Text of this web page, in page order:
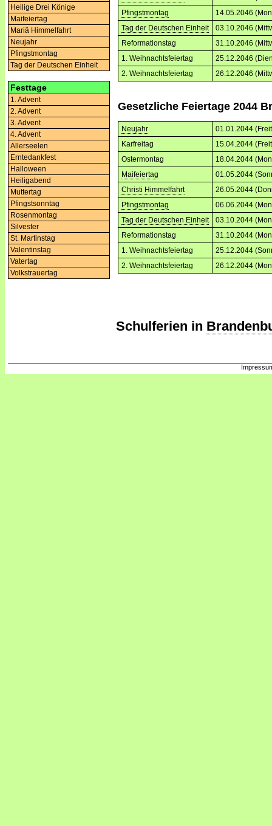
Heilige Drei Könige
Maifeiertag
Mariä Himmelfahrt
Neujahr
Pfingstmontag
Tag der Deutschen Einheit
Festtage
1. Advent
2. Advent
3. Advent
4. Advent
Allerseelen
Erntedankfest
Halloween
Heiligabend
Muttertag
Pfingstsonntag
Rosenmontag
Silvester
St. Martinstag
Valentinstag
Vatertag
Volkstrauertag
Pfingstmontag
14.05.2046
Tag der Deutschen Einheit
03.10.2046
Reformationstag
31.10.2046
1. Weihnachtsfeiertag
25.12.2046
2. Weihnachtsfeiertag
26.12.2046
Gesetzliche Feiertage 2044
Neujahr
01.01.2044
Karfreitag
15.04.2044
Ostermontag
18.04.2044
Maifeiertag
01.05.2044
Christi Himmelfahrt
26.05.2044
Pfingstmontag
06.06.2044
Tag der Deutschen Einheit
03.10.2044
Reformationstag
31.10.2044
1. Weihnachtsfeiertag
25.12.2044
2. Weihnachtsfeiertag
26.12.2044
Schulferien in